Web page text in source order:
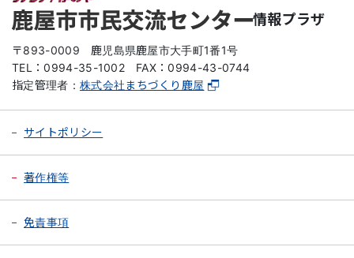
情報プラザ
〒893-0009
鹿児島県鹿屋市大手町1番1号
TEL：0994-35-1002
FAX：0994-43-0744
指定管理者： 株式会社まちづくり鹿屋
サイトポリシー
著作権等
免責事項